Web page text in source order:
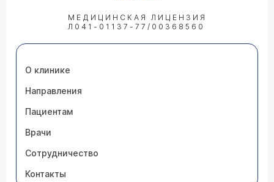
МЕДИЦИНСКАЯ ЛИЦЕНЗИЯ
Л041-01137-77/00368560
О клинике
Направления
Пациентам
Врачи
Сотрудничество
Контакты